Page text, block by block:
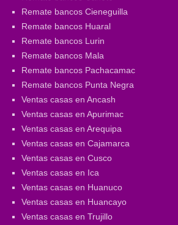
Remate bancos Cieneguilla
Remate bancos Huaral
Remate bancos Lurin
Remate bancos Mala
Remate bancos Pachacamac
Remate bancos Punta Negra
Ventas casas en Ancash
Ventas casas en Apurimac
Ventas casas en Arequipa
Ventas casas en Cajamarca
Ventas casas en Cusco
Ventas casas en Ica
Ventas casas en Huanuco
Ventas casas en Huancayo
Ventas casas en Trujillo